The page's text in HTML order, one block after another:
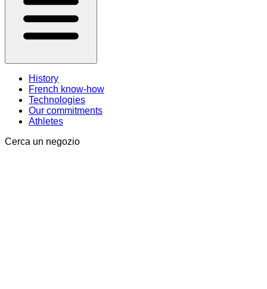
History
French know-how
Technologies
Our commitments
Athletes
Cerca un negozio